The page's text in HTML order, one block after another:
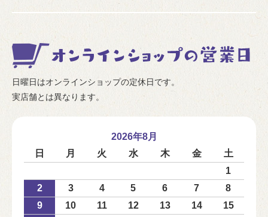
日曜日はオンラインショップの定休日です。
実店舗とは異なります。
2026年8月
日
月 火 水 木 金
土
1
2
3 4 5 6 7
8
9
10 11 12 13 14
15